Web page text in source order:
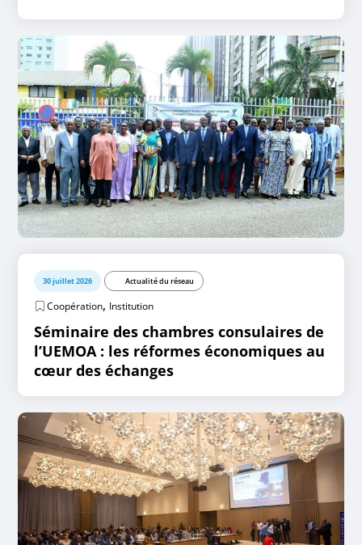
30 juillet 2026 Actualité du réseau
Coopération, Institution
Séminaire des chambres consulaires de
l’UEMOA : les réformes économiques au
cœur des échanges